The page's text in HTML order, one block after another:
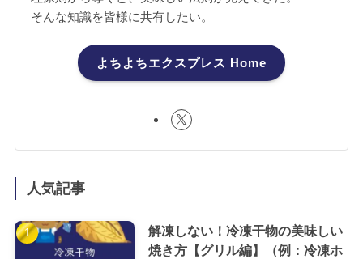
そんな知識を皆様に共有したい。
よちよちエクスプレス Home
人気記事
解凍しない！冷凍干物の美味しい
焼き方【グリル編】（例：冷凍ホ